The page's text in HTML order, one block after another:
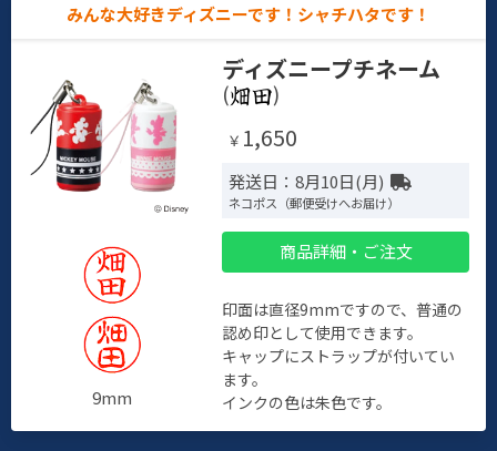
みんな大好きディズニーです！シャチハタです！
9mm
ディズニープチネーム
( )
￥ 1,650
発送日：8月10日(月)
ネコポス（郵便受けへお届け）
商品詳細・ご注文
印面は直径9mmですので、普通の
認め印として使用できます。
キャップにストラップが付いてい
ます。
インクの色は朱色です。